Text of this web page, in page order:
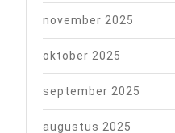
november 2025
oktober 2025
september 2025
augustus 2025